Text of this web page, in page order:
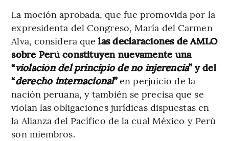
La moción aprobada, que fue promovida por la
expresidenta del Congreso, María del Carmen
Alva, considera quelas declaraciones de AMLO
sobre Perú constituyen nuevamente una
“violación del principio de no injerencia” y del
“derecho internacional”en perjuicio de la
nación peruana, y también se precisa que se
violan las obligaciones jurídicas dispuestas en
la Alianza del Pacífico de la cual México y Perú
son miembros.